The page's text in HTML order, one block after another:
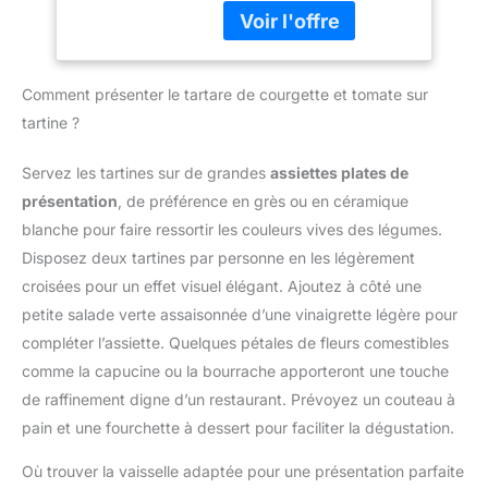
nettoyer. Ne lavez pas
cet emporte piece rond
au lave-vaisselle SVP.
utiliser】 Il suffit de
une pâte à base de farine
à biscuit et d’appuyer
doucement. 【 Cadeau
rond pour cuisine adapte
aux biscuits, gâteaux,
pâtes, muffins, gâteaux à
l'ananas, fromage,
de suite. Vous pouvez
faire de petits cadeaux
pour votre amoureux et
tailles. Ajoutez de
l'élégance à vos gâteaux
découper le fondant et la
des collations
amusantes pour les fêtes
d'anniversaire et les
rassemblements. Faciles
à laver et réutilisables
pour d'innombrables
Comment présenter le tartare de courgette et tomate sur
tartine ?
Servez les tartines sur de grandes assiettes plates de
présentation , de préférence en grès ou en céramique
blanche pour faire ressortir les couleurs vives des légumes.
Disposez deux tartines par personne en les légèrement
croisées pour un effet visuel élégant. Ajoutez à côté une
petite salade verte assaisonnée d’une vinaigrette légère pour
compléter l’assiette. Quelques pétales de fleurs comestibles
comme la capucine ou la bourrache apporteront une touche
de raffinement digne d’un restaurant. Prévoyez un couteau à
pain et une fourchette à dessert pour faciliter la dégustation.
Où trouver la vaisselle adaptée pour une présentation parfaite